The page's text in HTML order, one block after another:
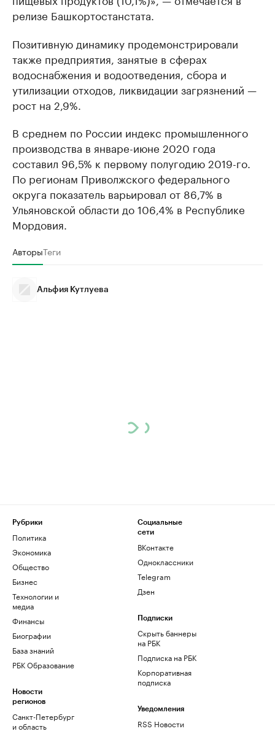
релизе Башкортостанстата.
Позитивную динамику продемонстрировали
также предприятия, занятые в сферах
водоснабжения и водоотведения, сбора и
утилизации отходов, ликвидации загрязнений —
рост на 2,9%.
В среднем по России индекс промышленного
производства в январе-июне 2020 года
составил 96,5% к первому полугодию 2019-го.
По регионам Приволжского федерального
округа показатель варьировал от 86,7% в
Ульяновской области до 106,4% в Республике
Мордовия.
АвторыТеги
Альфия Кутлуева
Рубрики
Политика
Экономика
Общество
Бизнес
Технологии и
медиа
Финансы
Биографии
База знаний
РБК Образование
Новости
регионов
Санкт-Петербург
и область
Социальные
сети
ВКонтакте
Одноклассники
Telegram
Дзен
Подписки
Скрыть баннеры
на РБК
Подписка на РБК
Корпоративная
подписка
Уведомления
RSS Новости